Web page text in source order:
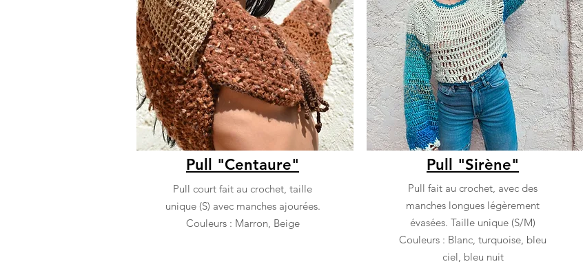
Pull "Centaure"
Pull court fait au crochet, taille
unique (S) avec manches ajourées.
Couleurs : Marron, Beige
Pull "Sirène"
Pull fait au crochet, avec des
manches longues légèrement
évasées. Taille unique (S/M)
Couleurs : Blanc, turquoise, bleu
ciel, bleu nuit